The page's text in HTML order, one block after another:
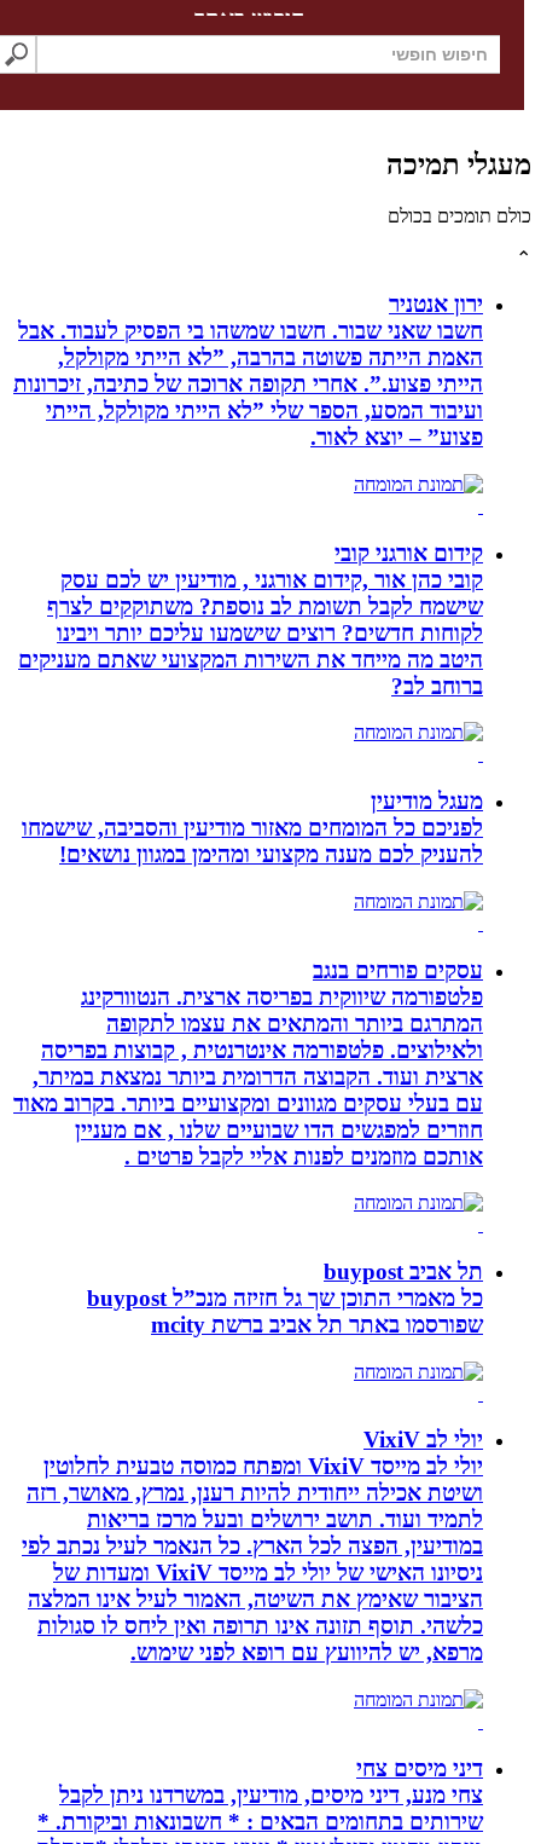
חיפוש באתר
תמיכה
בכולם
ירון אנטניר
חשבו שאני שבור. חשבו שמשהו בי הפסיק לעבוד. אבל
האמת הייתה פשוטה בהרבה, ”לא הייתי מקולקל,
הייתי פצוע.”. אחרי תקופה ארוכה של כתיבה, זיכרונות
ועיבוד המסע, הספר שלי ”לא הייתי מקולקל, הייתי
פצוע” – יוצא לאור.
קידום אורגני קובי
קובי כהן אור ,קידום אורגני , מודיעין יש לכם עסק
שישמח לקבל תשומת לב נוספת? משתוקקים לצרף
לקוחות חדשים? רוצים שישמעו עליכם יותר ויבינו
היטב מה מייחד את השירות המקצועי שאתם מעניקים
ברוחב לב?
מעגל מודיעין
לפניכם כל המומחים מאזור מודיעין והסביבה, שישמחו
להעניק לכם מענה מקצועי ומהימן במגוון נושאים!
עסקים פורחים בנגב
פלטפורמה שיווקית בפריסה ארצית. הנטוורקינג
המתרגם ביותר והמתאים את עצמו לתקופה
ולאילוצים. פלטפורמה אינטרנטית , קבוצות בפריסה
ארצית ועוד. הקבוצה הדרומית ביותר נמצאת במיתר,
עם בעלי עסקים מגוונים ומקצועיים ביותר. בקרוב מאוד
חוזרים למפגשים הדו שבועיים שלנו , אם מעניין
אותכם מוזמנים לפנות אליי לקבל פרטים .
תל אביב buypost
כל מאמרי התוכן שך גל חזיזה מנכ”ל buypost
שפורסמו באתר תל אביב ברשת mcity
יולי לב VixiV
יולי לב מייסד VixiV ומפתח כמוסה טבעית לחלוטין
ושיטת אכילה ייחודית להיות רענן, נמרץ, מאושר, רזה
לתמיד ועוד. תושב ירושלים ובעל מרכז בריאות
במודיעין, הפצה לכל הארץ. כל הנאמר לעיל נכתב לפי
ניסיונו האישי של יולי לב מייסד VixiV ומעדות של
הציבור שאימץ את השיטה, האמור לעיל אינו המלצה
כלשהי. תוסף תזונה אינו תרופה ואין ליחס לו סגולות
מרפא, יש להיוועץ עם רופא לפני שימוש.
דיני מיסים צחי
צחי מנע, דיני מיסים, מודיעין, במשרדנו ניתן לקבל
שירותים בתחומים הבאים : * חשבונאות וביקורת. *